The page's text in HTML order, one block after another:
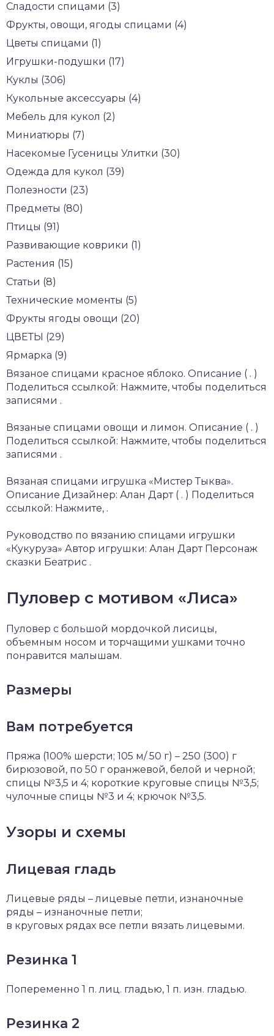
Сладости спицами (3)
Фрукты, овощи, ягоды спицами (4)
Цветы спицами (1)
Игрушки-подушки (17)
Куклы (306)
Кукольные аксессуары (4)
Мебель для кукол (2)
Миниатюры (7)
Насекомые Гусеницы Улитки (30)
Одежда для кукол (39)
Полезности (23)
Предметы (80)
Птицы (91)
Развивающие коврики (1)
Растения (15)
Статьи (8)
Технические моменты (5)
Фрукты ягоды овощи (20)
ЦВЕТЫ (29)
Ярмарка (9)
Вязаное спицами красное яблоко. Описание ( . )
Поделиться ссылкой: Нажмите, чтобы поделиться
записями .
Вязаные спицами овощи и лимон. Описание ( . )
Поделиться ссылкой: Нажмите, чтобы поделиться
записями .
Вязаная спицами игрушка «Мистер Тыква».
Описание Дизайнер: Алан Дарт ( . ) Поделиться
ссылкой: Нажмите, .
Руководство по вязанию спицами игрушки
«Кукуруза» Автор игрушки: Алан Дарт Персонаж
сказки Беатрис .
Пуловер с мотивом «Лиса»
Пуловер с большой мордочкой лисицы,
объемным носом и торчащими ушками точно
понравится малышам.
Размеры
Вам потребуется
Пряжа (100% шерсти; 105 м/ 50 г) – 250 (300) г
бирюзовой, по 50 г оранжевой, белой и черной;
спицы №3,5 и 4; короткие круговые спицы №3,5;
чулочные спицы №3 и 4; крючок №3,5.
Узоры и схемы
Лицевая гладь
Лицевые ряды – лицевые петли, изнаночные
ряды – изнаночные петли;
в круговых рядах все петли вязать лицевыми.
Резинка 1
Попеременно 1 п. лиц. гладью, 1 п. изн. гладью.
Резинка 2